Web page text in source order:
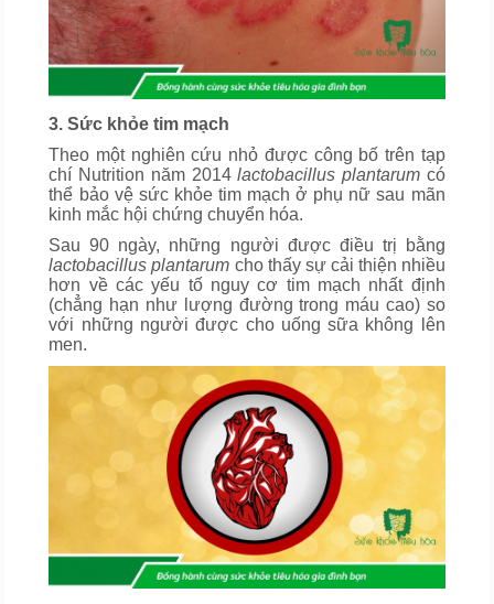
3. Sức khỏe tim mạch
Theo một nghiên cứu nhỏ được công bố trên tạp
chí Nutrition năm 2014lactobacillus plantarumcó
thể bảo vệ sức khỏe tim mạch ở phụ nữ sau mãn
kinh mắc hội chứng chuyển hóa.
Sau 90 ngày, những người được điều trị bằng
lactobacillus plantarum cho thấy sự cải thiện nhiều
hơn về các yếu tố nguy cơ tim mạch nhất định
(chẳng hạn như lượng đường trong máu cao) so
với những người được cho uống sữa không lên
men.